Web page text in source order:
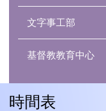
文字事工部
基督教教育中心
時間表